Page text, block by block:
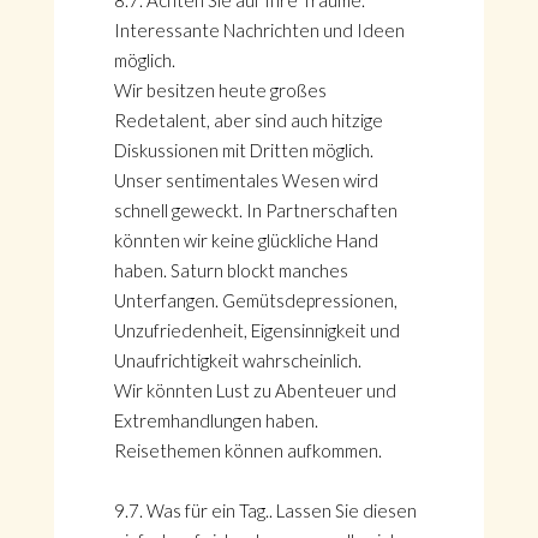
Interessante Nachrichten und Ideen
möglich.
Wir besitzen heute großes
Redetalent, aber sind auch hitzige
Diskussionen mit Dritten möglich.
Unser sentimentales Wesen wird
schnell geweckt. In Partnerschaften
könnten wir keine glückliche Hand
haben. Saturn blockt manches
Unterfangen. Gemütsdepressionen,
Unzufriedenheit, Eigensinnigkeit und
Unaufrichtigkeit wahrscheinlich.
Wir könnten Lust zu Abenteuer und
Extremhandlungen haben.
Reisethemen können aufkommen.
9.7. Was für ein Tag.. Lassen Sie diesen